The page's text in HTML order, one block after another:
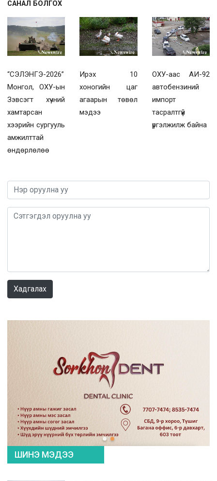
САНАЛ БОЛГОХ
“СЭЛЭНГЭ-2026”
Монгол, ОХУ-ын
Зэвсэгт хүчний
хамтарсан
хээрийн сургууль
амжилттай
өндөрлөлөө
Ирэх 10
хоногийн цаг
агаарын төвөл
мэдээ
ОХУ-аас АИ-92
автобензиний
импорт
тасралтгүй
үргэлжилж байна
Хадгалах
ШИНЭ МЭДЭЭ